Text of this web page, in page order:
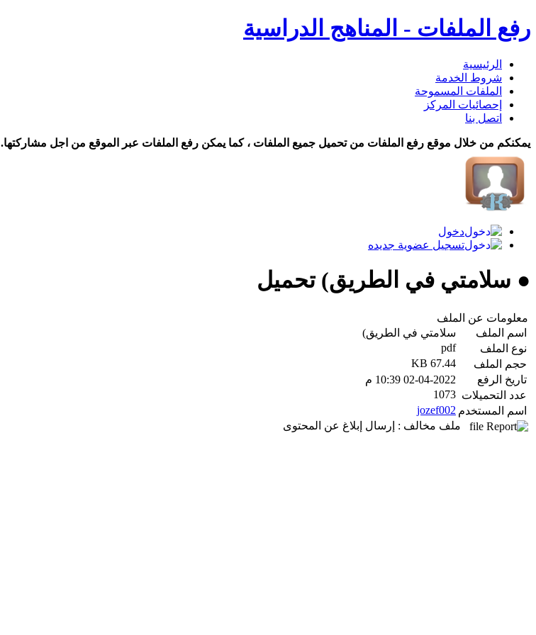
رفع الملفات - المناهج الدراسية
الرئيسية
شروط الخدمة
الملفات المسموحة
إحصائيات المركز
اتصل بنا
يمكنكم من خلال موقع رفع الملفات من تحميل جميع الملفات ، كما يمكن رفع الملفات عبر الموقع من اجل مشاركتها.
دخول
تسجيل عضوية جديده
● سلامتي في الطريق) تحميل
معلومات عن الملف
اسم الملف
سلامتي في الطريق)
نوع الملف
pdf
حجم الملف
67.44 KB
تاريخ الرفع
02-04-2022 10:39 م
عدد التحميلات 1073
اسم المستخدم jozef002
ملف مخالف : إرسال إبلاغ عن المحتوى